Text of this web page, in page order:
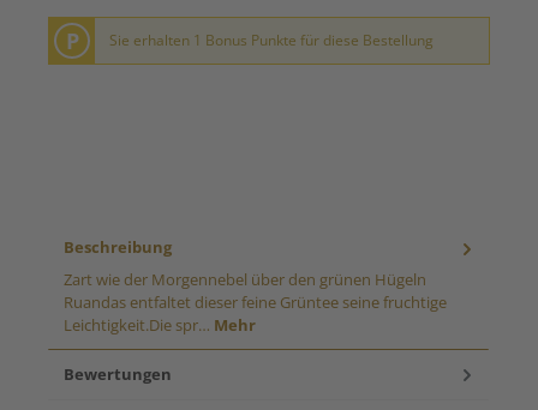
P Sie erhalten 1 Bonus Punkte für diese Bestellung
Beschreibung
Zart wie der Morgennebel über den grünen Hügeln
Ruandas entfaltet dieser feine Grüntee seine fruchtige
Leichtigkeit.Die spr… Mehr
Bewertungen